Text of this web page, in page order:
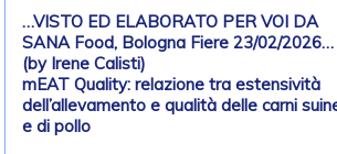
…VISTO ED ELABORATO PER VOI DA
SANA Food, Bologna Fiere 23/02/2026…
(by Irene Calisti)
mEAT Quality: relazione tra estensività
dell’allevamento e qualità delle carni
e di pollo